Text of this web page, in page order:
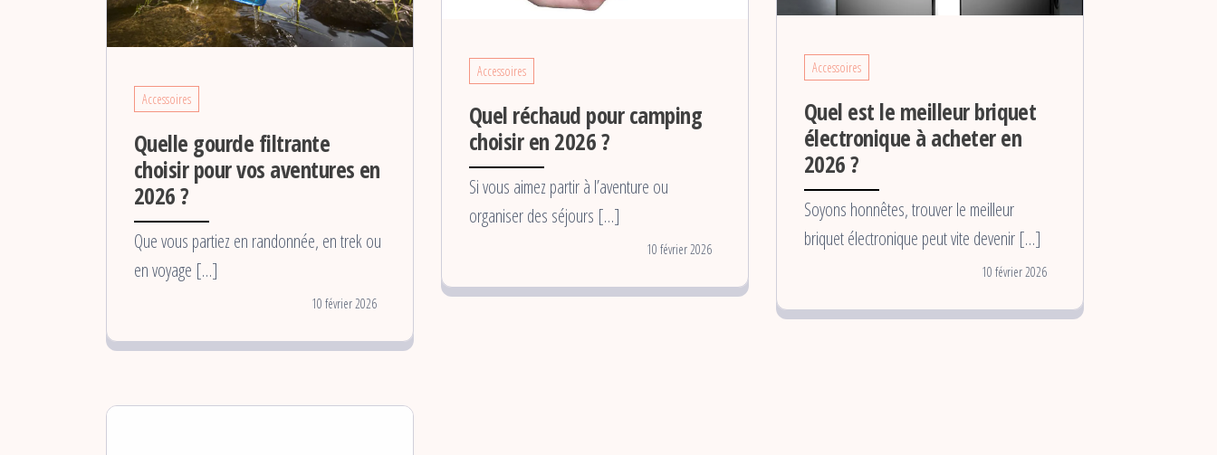
Accessoires
Quelle gourde filtrante
choisir pour vos aventures en
2026 ?
Que vous partiez en randonnée, en trek ou
en voyage […]
10 février 2026
Accessoires
Quel réchaud pour camping
choisir en 2026 ?
Si vous aimez partir à l’aventure ou
organiser des séjours […]
10 février 2026
Accessoires
Quel est le meilleur briquet
électronique à acheter en
2026 ?
Soyons honnêtes, trouver le meilleur
briquet électronique peut vite devenir […]
10 février 2026